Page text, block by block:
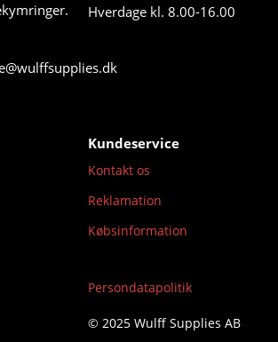
Hverdage kl. 8.00-16.00
Kundeservice
Kontakt os
Reklamation
Købsinformation
Persondatapolitik
© 2025 Wulff Supplies AB